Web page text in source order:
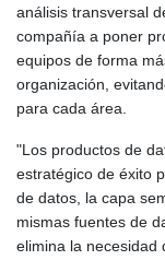
análisis transversal
compañía a poner
equipos de forma
organización,
para cada área.
"Los productos de
estratégico de éxito
de datos, la capa
mismas fuentes de
elimina la necesidad